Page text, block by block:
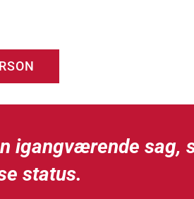
igangværende sag,
status.